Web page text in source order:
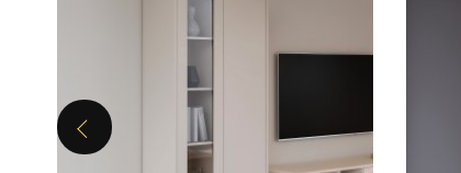
Previous